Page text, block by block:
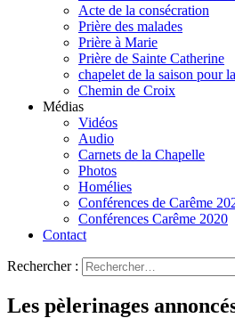
Acte de la consécration
Prière des malades
Prière à Marie
Prière de Sainte Catherine
chapelet de la saison pour
Chemin de Croix
Médias
Vidéos
Audio
Carnets de la Chapelle
Photos
Homélies
Conférences de Carême
Conférences Carême 2020
Contact
Rechercher :
Les pèlerinages